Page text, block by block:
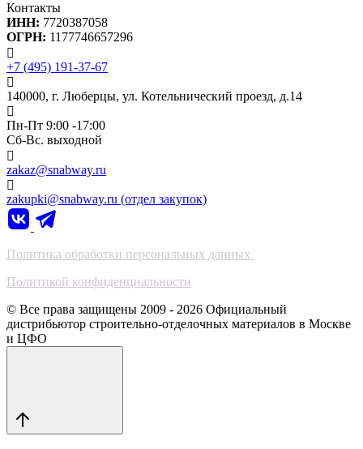
Контакты
ИНН: 7720387058
ОГРН: 1177746657296
+7 (495) 191-37-67
140000, г. Люберцы, ул. Котельнический проезд, д.14
Пн-Пт 9:00 -17:00
Сб-Вс. выходной
zakaz@snabway.ru
zakupki@snabway.ru (отдел закупок)
Политика обработки персональных данных
Политикой конфиденциальности
© Все права защищены 2009 - 2026 Официальный
дистрибьютор строительно-отделочных материалов в Москве
и ЦФО